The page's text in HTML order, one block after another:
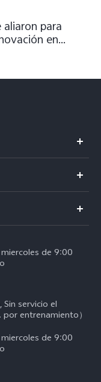
de
aliaron para
en
de 9:00
servicio el
entrenamiento）
de 9:00